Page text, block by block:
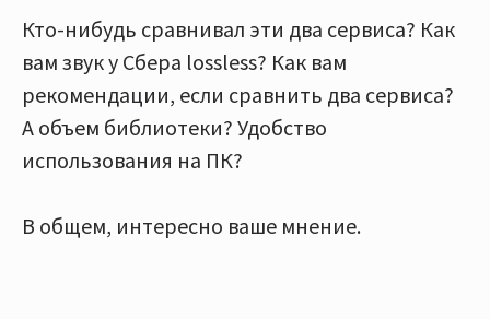
Кто-нибудь сравнивал эти два сервиса? Как
вам звук у Сбера lossless? Как вам
рекомендации, если сравнить два сервиса?
А объем библиотеки? Удобство
использования на ПК?
В общем, интересно ваше мнение.